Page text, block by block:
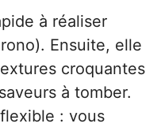
à réaliser
Ensuite, elle
croquantes
à tomber.
: vous